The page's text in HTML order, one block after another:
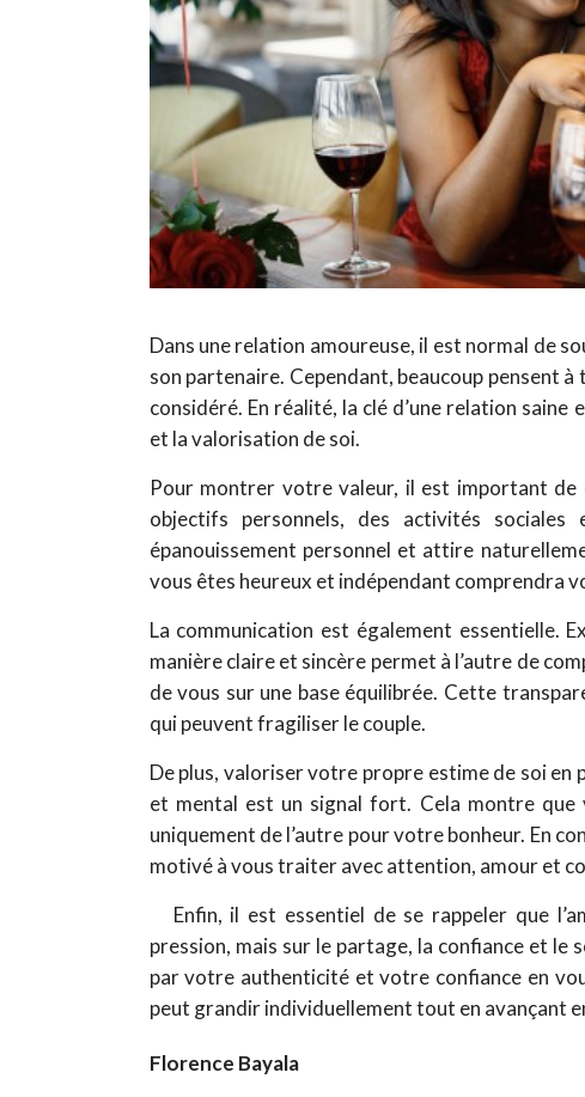
Dans une relation amoureuse, il est normal de
son partenaire. Cependant, beaucoup pensent
considéré. En réalité, la clé d’une relation
et la valorisation de soi.
Pour montrer votre valeur, il est important
objectifs personnels, des activités
épanouissement personnel et attire
vous êtes heureux et indépendant comprendra
La communication est également essentielle.
manière claire et sincère permet à l’autre de
de vous sur une base équilibrée. Cette
qui peuvent fragiliser le couple.
De plus, valoriser votre propre estime de soi
et mental est un signal fort. Cela montre que
uniquement de l’autre pour votre bonheur. En
motivé à vous traiter avec attention, amour et
Enfin, il est essentiel de se rappeler que
pression, mais sur le partage, la confiance et le
par votre authenticité et votre confiance en
peut grandir individuellement tout en avançant
Florence Bayala